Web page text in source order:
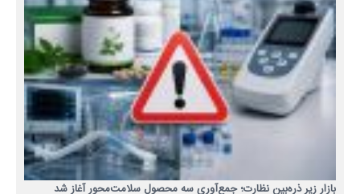
بازار زیر ذره‌بین نظارت؛ جمع‌آوری سه محصول سلامت‌محور آغاز شد